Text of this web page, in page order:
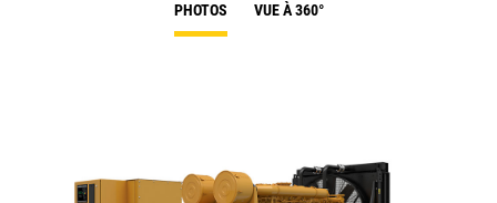
PHOTOS VUE À 360°